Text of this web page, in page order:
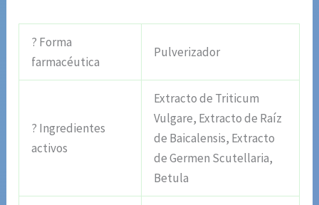
? Forma
farmacéutica
Pulverizador
? Ingredientes
activos
Extracto de Triticum
Vulgare, Extracto de Raíz
de Baicalensis, Extracto
de Germen Scutellaria,
Betula